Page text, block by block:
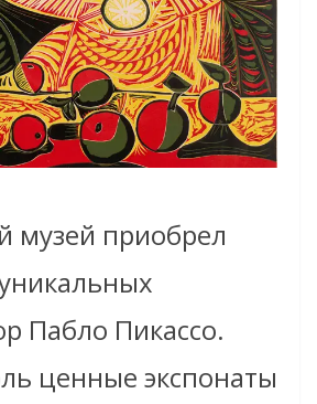
музей приобрел
Пабло Пикассо.
ценные экспонаты